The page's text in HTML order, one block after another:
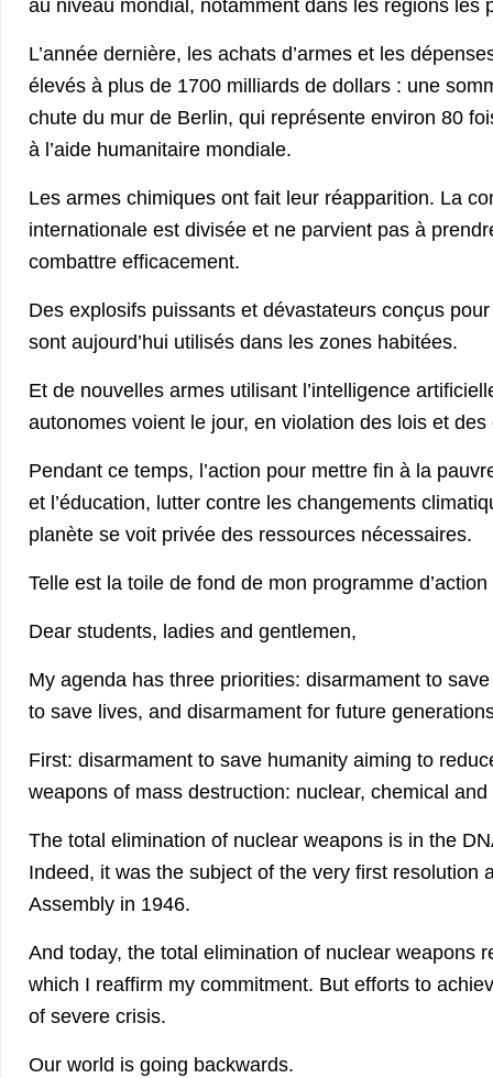
au niveau mondial, notamment dans les régions les
L’année dernière, les achats d’armes et les
élevés à plus de 1700 milliards de dollars : une
chute du mur de Berlin, qui représente environ 80
à l’aide humanitaire mondiale.
Les armes chimiques ont fait leur réapparition. La
internationale est divisée et ne parvient pas à
combattre efficacement.
Des explosifs puissants et dévastateurs conçus
sont aujourd’hui utilisés dans les zones habitées.
Et de nouvelles armes utilisant l’intelligence
autonomes voient le jour, en violation des lois et
Pendant ce temps, l’action pour mettre fin à la
et l’éducation, lutter contre les changements
planète se voit privée des ressources nécessaires.
Telle est la toile de fond de mon programme
Dear students, ladies and gentlemen,
My agenda has three priorities: disarmament to
to save lives, and disarmament for future
First: disarmament to save humanity aiming to
weapons of mass destruction: nuclear, chemical
The total elimination of nuclear weapons is in the
Indeed, it was the subject of the very first resolution
Assembly in 1946.
And today, the total elimination of nuclear weapons
which I reaffirm my commitment. But efforts to
of severe crisis.
Our world is going backwards.